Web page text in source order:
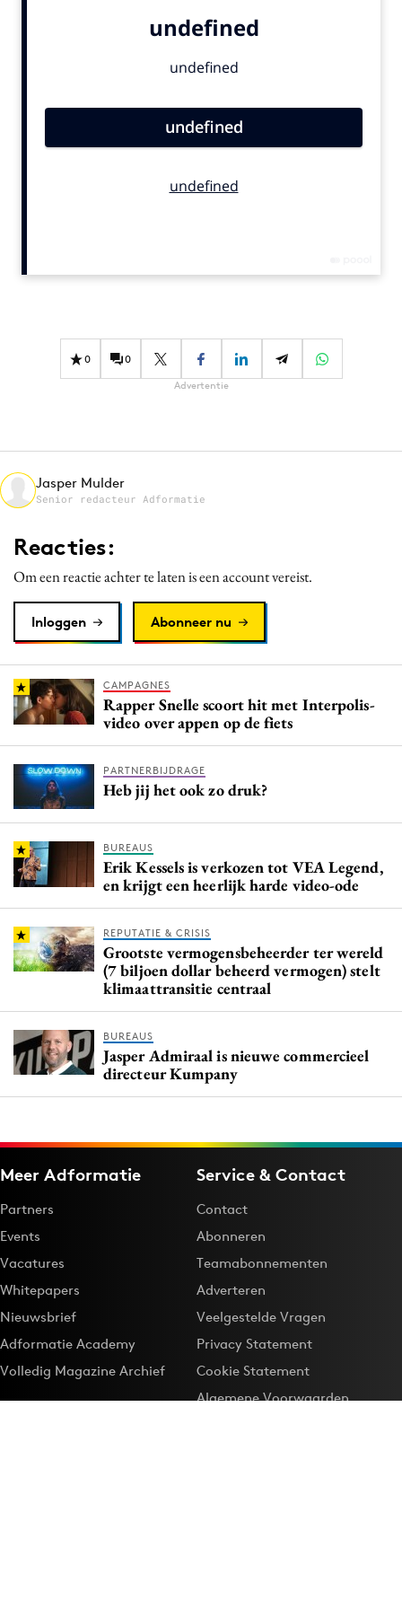
Customer Experience
Influencer marketing
Interne communicatie
Merkstrategie
PR
Programmatic
Reputatie & crisis
0 0
Advertentie
Jasper Mulder
Senior redacteur Adformatie
Reacties:
Om een reactie achter te laten is een account vereist.
Inloggen Abonneer nu
CAMPAGNES
Rapper Snelle scoort hit met Interpolis-
video over appen op de fiets
PARTNERBIJDRAGE
Heb jij het ook zo druk?
BUREAUS
Erik Kessels is verkozen tot VEA Legend,
en krijgt een heerlijk harde video-ode
REPUTATIE & CRISIS
Grootste vermogensbeheerder ter wereld
(7 biljoen dollar beheerd vermogen) stelt
klimaattransitie centraal
BUREAUS
Jasper Admiraal is nieuwe commercieel
directeur Kumpany
Meer Adformatie
Partners
Events
Vacatures
Whitepapers
Nieuwsbrief
Adformatie Academy
Volledig Magazine Archief
Service & Contact
Contact
Abonneren
Teamabonnementen
Adverteren
Veelgestelde Vragen
Privacy Statement
Cookie Statement
Algemene Voorwaarden